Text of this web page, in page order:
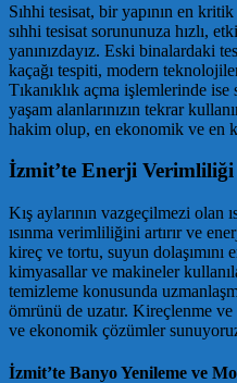
Sıhhi tesisat, bir yapının en
sıhhi tesisat sorununuza hızlı,
yanınızdayız. Eski binalardaki
kaçağı tespiti, modern
Tıkanıklık açma işlemlerinde
yaşam alanlarınızın tekrar
hakim olup, en ekonomik ve en
İzmit’te Enerji
Kış aylarının vazgeçilmezi olan
ısınma verimliliğini artırır ve
kireç ve tortu, suyun dolaşımını
kimyasallar ve makineler
temizleme konusunda
ömrünü de uzatır. Kireçlenme
ve ekonomik çözümler
İzmit’te Banyo Yenileme ve